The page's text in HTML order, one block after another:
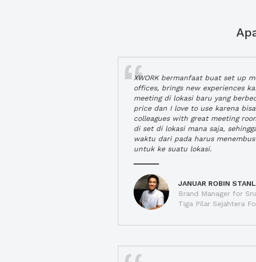
XWORK bermanfaat buat set up
offices, brings new experiences
meeting di lokasi baru yang
price dan I love to use karena
colleagues with great meeting
di set di lokasi mana saja,
waktu dari pada harus
untuk ke suatu lokasi.
JANUAR ROBIN
Brand Manager for
Tiga Pilar Sejahtera